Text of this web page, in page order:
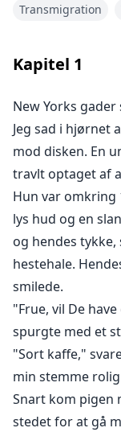
sig mere og
Transmigration
Kapitel 1
New Yorks
Jeg sad i hjørnet
mod disken. En
travlt optaget af
Hun var omkring
lys hud og en
og hendes
hestehale.
smilede.
"Frue, vil De
spurgte med et
"Sort kaffe,"
min stemme
Snart kom pigen
stedet for at gå